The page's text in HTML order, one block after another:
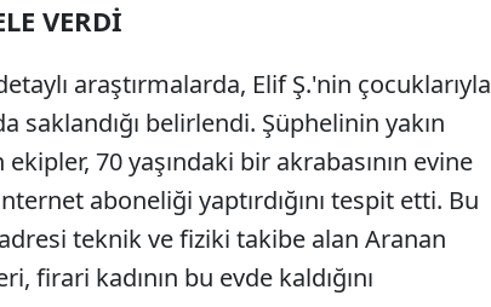
VERDİ
araştırmalarda, Elif Ş.'nin çocuklarıyla
saklandığı belirlendi. Şüphelinin yakın
70 yaşındaki bir akrabasının evine
aboneliği yaptırdığını tespit etti. Bu
teknik ve fiziki takibe alan Aranan
firari kadının bu evde kaldığını